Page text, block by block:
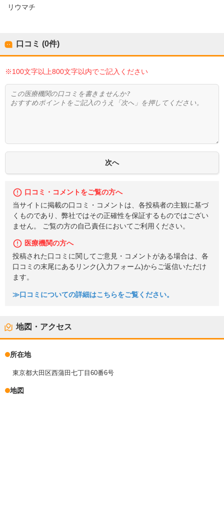
リウマチ
口コミ (0件)
※100文字以上800文字以内でご記入ください
口コミ・コメントをご覧の方へ
当サイトに掲載の口コミ・コメントは、各投稿者の主観に基づ
くものであり、弊社ではその正確性を保証するものではござい
ません。 ご覧の方の自己責任においてご利用ください。
医療機関の方へ
投稿された口コミに関してご意見・コメントがある場合は、各
口コミの末尾にあるリンク(入力フォーム)からご返信いただけ
ます。
≫口コミについての詳細はこちらをご覧ください。
地図・アクセス
所在地
東京都大田区西蒲田七丁目60番6号
地図